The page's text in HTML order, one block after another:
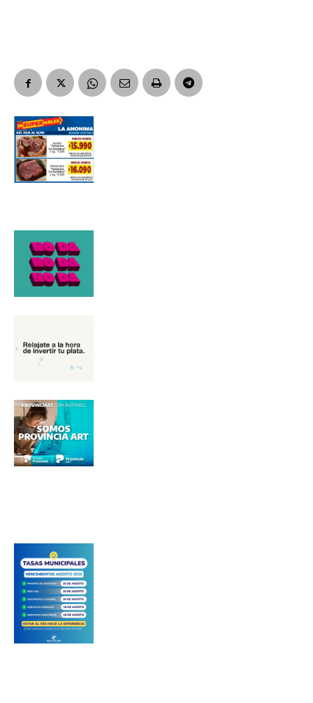
Número de teléfono